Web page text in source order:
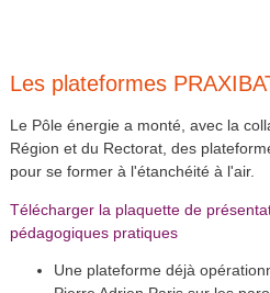
Les plateformes
Le Pôle énergie a monté, avec la
Région et du Rectorat, des
pour se former à l'étanchéité à l'air.
Télécharger la plaquette de
pédagogiques pratiques
Une plateforme déjà